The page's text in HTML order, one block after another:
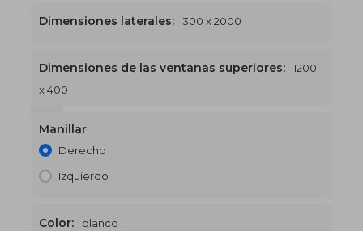
Dimensiones laterales: 300 x 2000
Dimensiones de las ventanas superiores:
1200
x 400
Manillar
Derecho
Izquierdo
Color: blanco